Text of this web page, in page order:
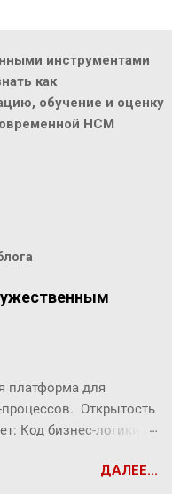
инструментами
как
обучение и оценку
HCM
платформа для
Открытость
Код бизнес-логики
заменять/ДАЛЕЕ...